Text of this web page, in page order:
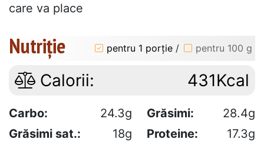
care va place
Nutriție pentru 1 porție / pentru 100 g
Calorii: 431Kcal
Carbo: 24.3g Grăsimi:
28.4g
Grăsimi sat.:
18g Proteine:
17.3g